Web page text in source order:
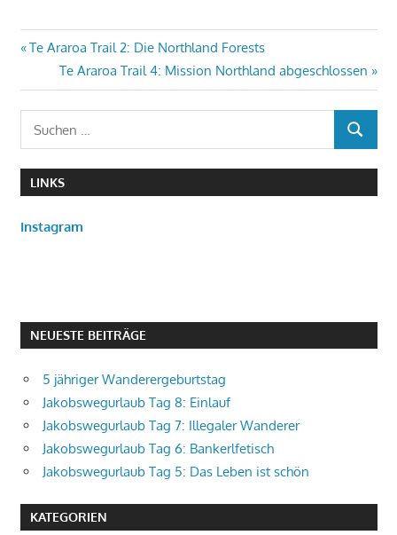
Beitragsnavigation
Vorheriger
Beitrag:
Te Araroa Trail 2: Die Northland Forests
Nächster
Beitrag:
Te Araroa Trail 4: Mission Northland abgeschlossen
SUCHEN
LINKS
Instagram
NEUESTE BEITRÄGE
5 jähriger Wanderergeburtstag
Jakobswegurlaub Tag 8: Einlauf
Jakobswegurlaub Tag 7: Illegaler Wanderer
Jakobswegurlaub Tag 6: Bankerlfetisch
Jakobswegurlaub Tag 5: Das Leben ist schön
KATEGORIEN